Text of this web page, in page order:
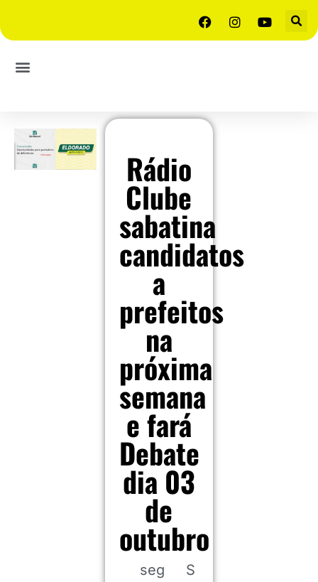
Rádio
Clube
sabatina
candidatos
a
prefeitos
na
próxima
semana
e fará
Debate
dia 03
de
outubro
seg
S